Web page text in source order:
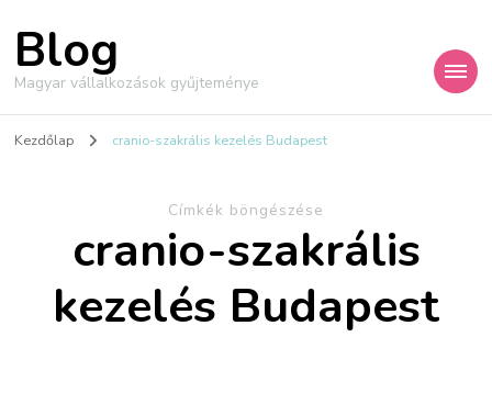
Blog
Magyar vállalkozások gyűjteménye
Kezdőlap cranio-szakrális kezelés Budapest
Címkék böngészése
cranio-szakrális
kezelés Budapest